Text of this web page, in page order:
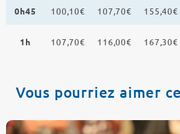
0h45 100,10€ 107,70€ 155,40€
1h 107,70€ 116,00€ 167,30€
Vous pourriez aimer